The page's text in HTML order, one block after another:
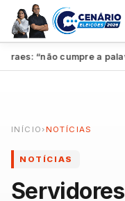
“não cumpre a palavra”
INÍCIO › NOTÍCIAS
NOTÍCIAS